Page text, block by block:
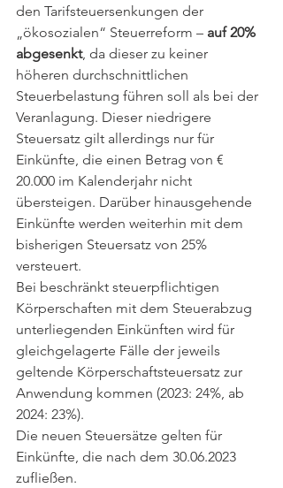
den Tarifsteuersenkungen der
„ökosozialen“ Steuerreform – auf 20%
abgesenkt, da dieser zu keiner
höheren durchschnittlichen
Steuerbelastung führen soll als bei der
Veranlagung. Dieser niedrigere
Steuersatz gilt allerdings nur für
Einkünfte, die einen Betrag von €
20.000 im Kalenderjahr nicht
übersteigen. Darüber hinausgehende
Einkünfte werden weiterhin mit dem
bisherigen Steuersatz von 25%
versteuert.
Bei beschränkt steuerpflichtigen
Körperschaften mit dem Steuerabzug
unterliegenden Einkünften wird für
gleichgelagerte Fälle der jeweils
geltende Körperschaftsteuersatz zur
Anwendung kommen (2023: 24%, ab
2024: 23%).
Die neuen Steuersätze gelten für
Einkünfte, die nach dem 30.06.2023
zufließen.